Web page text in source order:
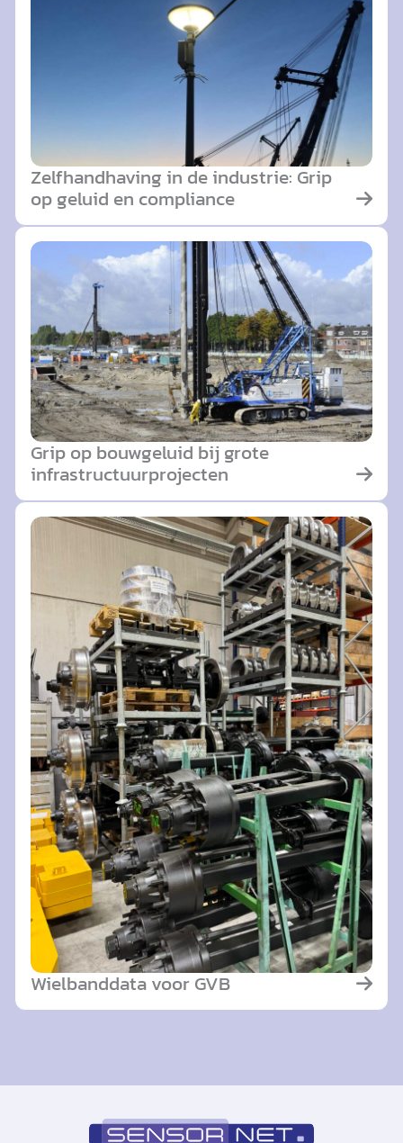
Zelfhandhaving in de industrie: Grip
op geluid en compliance
Grip op bouwgeluid bij grote
infrastructuurprojecten
Wielbanddata voor GVB